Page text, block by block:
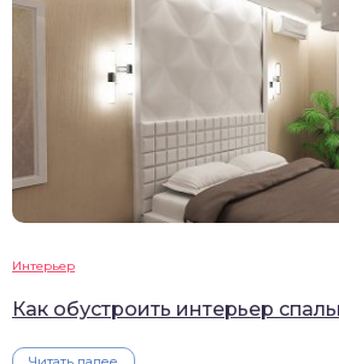
Интерьер
Как обустроить интерьер